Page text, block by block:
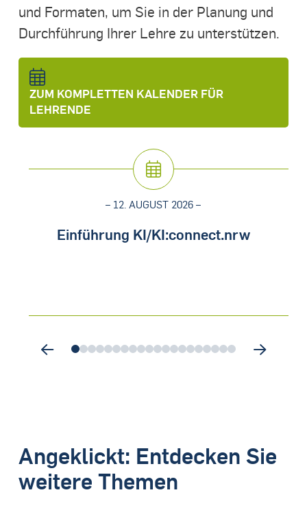
und Formaten, um Sie in der Planung und
Durchführung Ihrer Lehre zu unterstützen.
ZUM KOMPLETTEN KALENDER FÜR
LEHRENDE
– 12. AUGUST 2026 –
Einführung KI/KI:connect.nrw
0123456789101112131415161718
19
Angeklickt: Entdecken Sie
weitere Themen